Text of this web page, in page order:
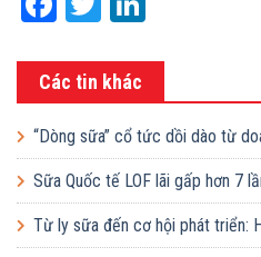
Các tin khác
“Dòng sữa” cổ tức dồi dào từ
Sữa Quốc tế LOF lãi gấp hơn 7
Từ ly sữa đến cơ hội phát triển: